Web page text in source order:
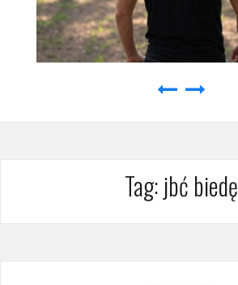
Tag: jbć biedę